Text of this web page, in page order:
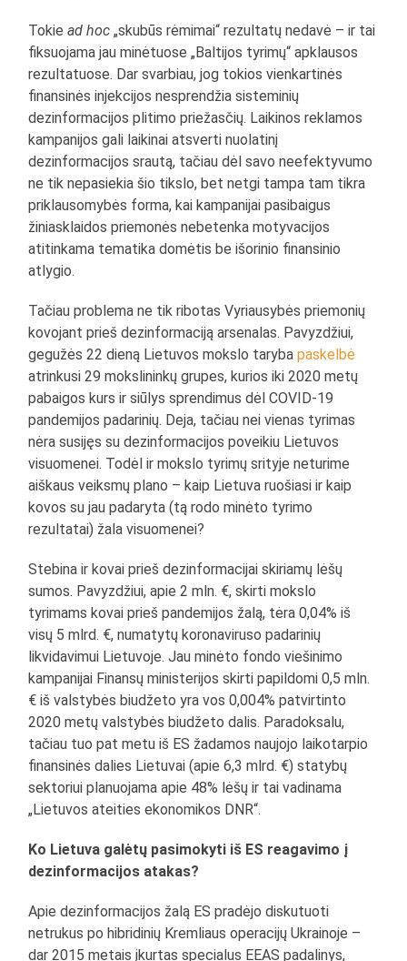
Tokiead hoc „skubūs rėmimai“ rezultatų nedavė – ir tai
fiksuojama jau minėtuose „Baltijos tyrimų“ apklausos
rezultatuose. Dar svarbiau, jog tokios vienkartinės
finansinės injekcijos nesprendžia sisteminių
dezinformacijos plitimo priežasčių. Laikinos reklamos
kampanijos gali laikinai atsverti nuolatinį
dezinformacijos srautą, tačiau dėl savo neefektyvumo
ne tik nepasiekia šio tikslo, bet netgi tampa tam tikra
priklausomybės forma, kai kampanijai pasibaigus
žiniasklaidos priemonės nebetenka motyvacijos
atitinkama tematika domėtis be išorinio finansinio
atlygio.
Tačiau problema ne tik ribotas Vyriausybės priemonių
kovojant prieš dezinformaciją arsenalas. Pavyzdžiui,
gegužės 22 dieną Lietuvos mokslo tarybapaskelbė
atrinkusi 29 mokslininkų grupes, kurios iki 2020 metų
pabaigos kurs ir siūlys sprendimus dėl COVID-19
pandemijos padarinių. Deja, tačiau nei vienas tyrimas
nėra susijęs su dezinformacijos poveikiu Lietuvos
visuomenei. Todėl ir mokslo tyrimų srityje neturime
aiškaus veiksmų plano – kaip Lietuva ruošiasi ir kaip
kovos su jau padaryta (tą rodo minėto tyrimo
rezultatai) žala visuomenei?
Stebina ir kovai prieš dezinformacijai skiriamų lėšų
sumos. Pavyzdžiui, apie 2 mln. €, skirti mokslo
tyrimams kovai prieš pandemijos žalą, tėra 0,04% iš
visų 5 mlrd. €, numatytų koronaviruso padarinių
likvidavimui Lietuvoje. Jau minėto fondo viešinimo
kampanijai Finansų ministerijos skirti papildomi 0,5 mln.
€ iš valstybės biudžeto yra vos 0,004% patvirtinto
2020 metų valstybės biudžeto dalis. Paradoksalu,
tačiau tuo pat metu iš ES žadamos naujojo laikotarpio
finansinės dalies Lietuvai (apie 6,3 mlrd. €) statybų
sektoriui planuojama apie 48% lėšų ir tai vadinama
„Lietuvos ateities ekonomikos DNR“.
Ko Lietuva galėtų pasimokyti iš ES reagavimo į
dezinformacijos atakas?
Apie dezinformacijos žalą ES pradėjo diskutuoti
netrukus po hibridinių Kremliaus operacijų Ukrainoje –
dar 2015 metais įkurtas specialus EEAS padalinys,